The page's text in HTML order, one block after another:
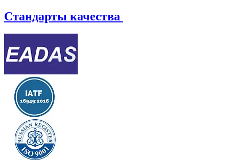
Стандарты качества